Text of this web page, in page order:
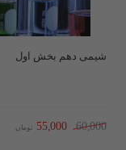
شیمی دهم بخش اول
60,000
55,000 تومان